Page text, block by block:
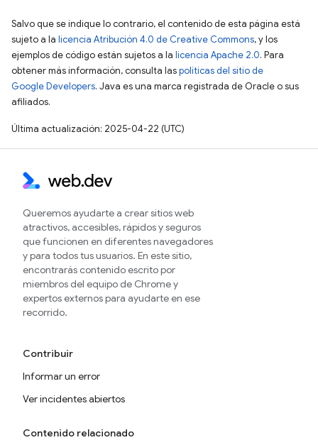
Salvo que se indique lo contrario, el contenido de esta página está
sujeto a la licencia Atribución 4.0 de Creative Commons, y los
ejemplos de código están sujetos a la licencia Apache 2.0. Para
obtener más información, consulta laspolíticas del sitio de
Google Developers. Java es una marca registrada de Oracle o sus
afiliados.
Última actualización: 2025-04-22 (UTC)
Queremos ayudarte a crear sitios web
atractivos, accesibles, rápidos y seguros
que funcionen en diferentes navegadores
y para todos tus usuarios. En este sitio,
encontrarás contenido escrito por
miembros del equipo de Chrome y
expertos externos para ayudarte en ese
recorrido.
Contribuir
Informar un error
Ver incidentes abiertos
Contenido relacionado